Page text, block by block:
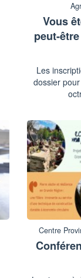
Vous
peut-
Les
dossier
Centre